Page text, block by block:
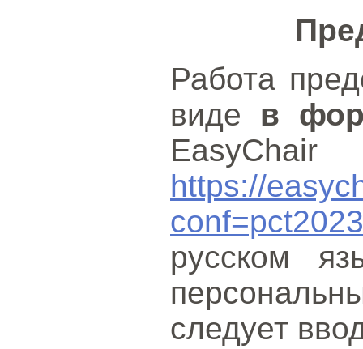
Работа
виде в
EasyChair
https://
conf=pct2023
русском
следует